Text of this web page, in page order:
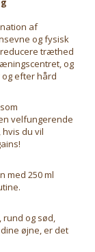
af
og fysisk
træthed
og
efter hård
velfungerende
du vil
med 250 ml
rund og sød,
øjne, er det